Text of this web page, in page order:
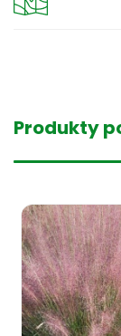
Produkty